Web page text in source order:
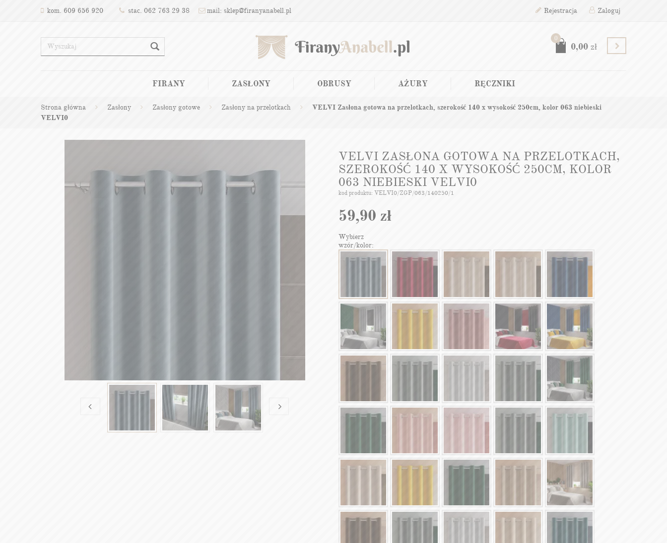
kom. 609 656 920 stac. 062 763 29 38 mail: sklep@firanyanabell.pl Rejestracja Zaloguj
0
0,00 zł
FIRANY ZASŁONY OBRUSY AŻURY RĘCZNIKI
Strona główna Zasłony Zasłony gotowe Zasłony na przelotkach
VELVI Zasłona gotowa na przelotkach, szerokość 140 x wysokość 250cm, kolor 063 niebieski
VELVI0
VELVI ZASŁONA GOTOWA NA PRZELOTKACH,
SZEROKOŚĆ 140 X WYSOKOŚĆ 250CM, KOLOR
063 NIEBIESKI VELVI0
kod produktu: VELVI0/ZGP/063/140250/1
59,90 zł
Wybierz
wzór/kolor: